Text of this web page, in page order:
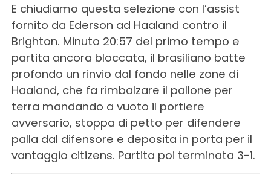
E chiudiamo questa selezione con l’assist
fornito da Ederson ad Haaland contro il
Brighton. Minuto 20:57 del primo tempo e
partita ancora bloccata, il brasiliano batte
profondo un rinvio dal fondo nelle zone di
Haaland, che fa rimbalzare il pallone per
terra mandando a vuoto il portiere
avversario, stoppa di petto per difendere
palla dal difensore e deposita in porta per il
vantaggio citizens. Partita poi terminata 3-1.